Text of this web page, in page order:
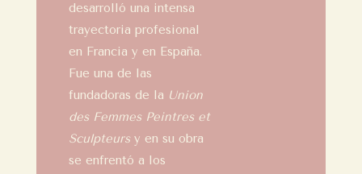
desarrolló una intensa
trayectoria profesional
en Francia y en España.
Fue una de las
fundadoras de la Union
des Femmes Peintres et
Sculpteursy en su obra
se enfrentó a los